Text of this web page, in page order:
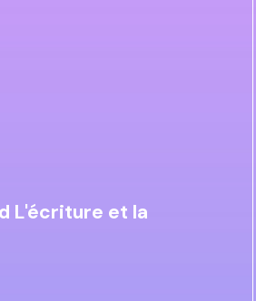
L'écriture et la